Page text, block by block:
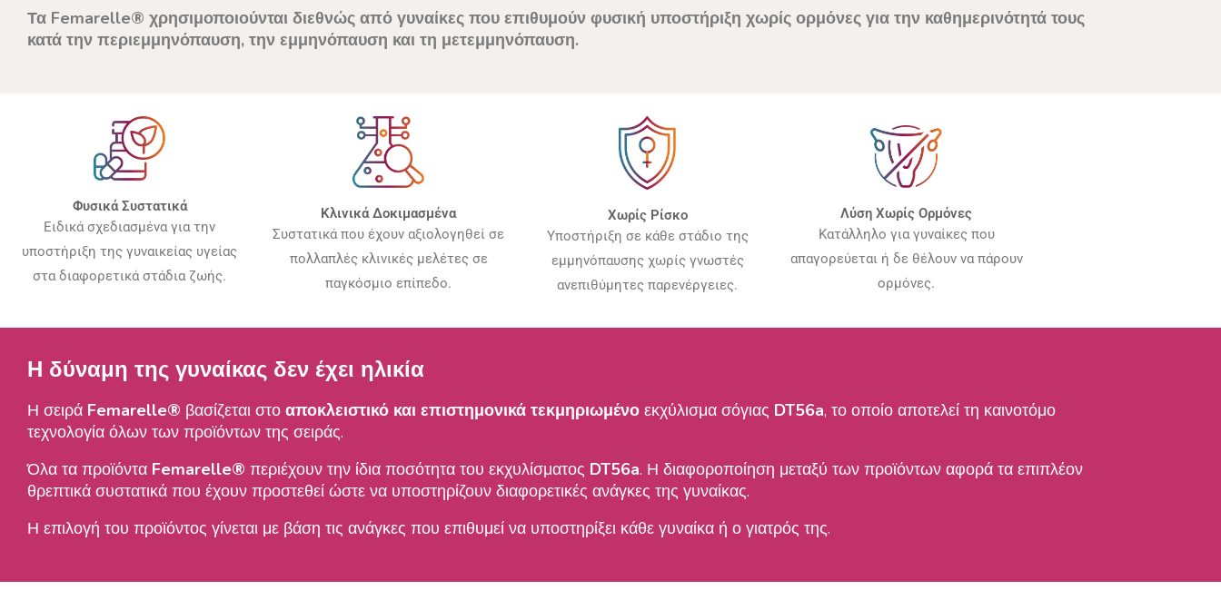
Τα Femarelle® χρησιμοποιούνται διεθνώς από γυναίκες που επιθυμούν φυσική υποστήριξη χωρίς ορμόνες για την καθημερινότητά τους
κατά την περιεμμηνόπαυση, την εμμηνόπαυση και τη μετεμμηνόπαυση.
Φυσικά Συστατικά
Ειδικά σχεδιασμένα για την
υποστήριξη της γυναικείας υγείας
στα διαφορετικά στάδια ζωής.
Κλινικά Δοκιμασμένα
Συστατικά που έχουν αξιολογηθεί σε
πολλαπλές κλινικές μελέτες σε
παγκόσμιο επίπεδο.
Χωρίς Ρίσκο
Υποστήριξη σε κάθε στάδιο της
εμμηνόπαυσης χωρίς γνωστές
ανεπιθύμητες παρενέργειες.
Λύση Χωρίς Ορμόνες
Κατάλληλο για γυναίκες που
απαγορεύεται ή δε θέλουν να πάρουν
ορμόνες.
Η δύναμη της γυναίκας δεν έχει ηλικία
Η σειρά Femarelle® βασίζεται στο αποκλειστικό και επιστημονικά τεκμηριωμένο εκχύλισμα σόγιας DT56a, το οποίο αποτελεί τη καινοτόμο
τεχνολογία όλων των προϊόντων της σειράς.
Όλα τα προϊόντα Femarelle® περιέχουν την ίδια ποσότητα του εκχυλίσματος DT56a. Η διαφοροποίηση μεταξύ των προϊόντων αφορά τα επιπλέον
θρεπτικά συστατικά που έχουν προστεθεί ώστε να υποστηρίζουν διαφορετικές ανάγκες της γυναίκας.
Η επιλογή του προϊόντος γίνεται με βάση τις ανάγκες που επιθυμεί να υποστηρίξει κάθε γυναίκα ή ο γιατρός της.